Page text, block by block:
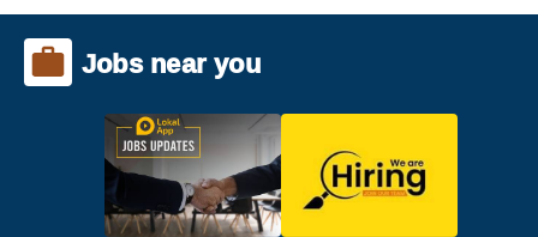
Jobs near you